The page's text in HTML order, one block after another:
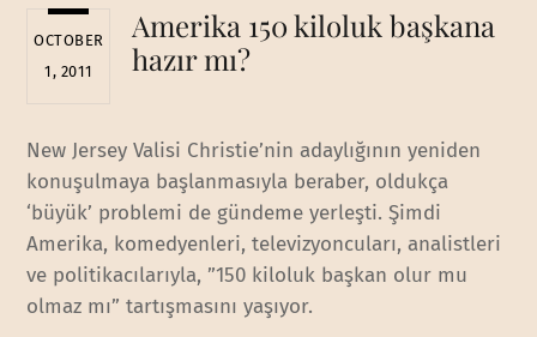
OCTOBER
1, 2011
Amerika 150 kiloluk başkana
hazır mı?
New Jersey Valisi Christie’nin adaylığının yeniden
konuşulmaya başlanmasıyla beraber, oldukça
‘büyük’ problemi de gündeme yerleşti. Şimdi
Amerika, komedyenleri, televizyoncuları, analistleri
ve politikacılarıyla, ”150 kiloluk başkan olur mu
olmaz mı” tartışmasını yaşıyor.